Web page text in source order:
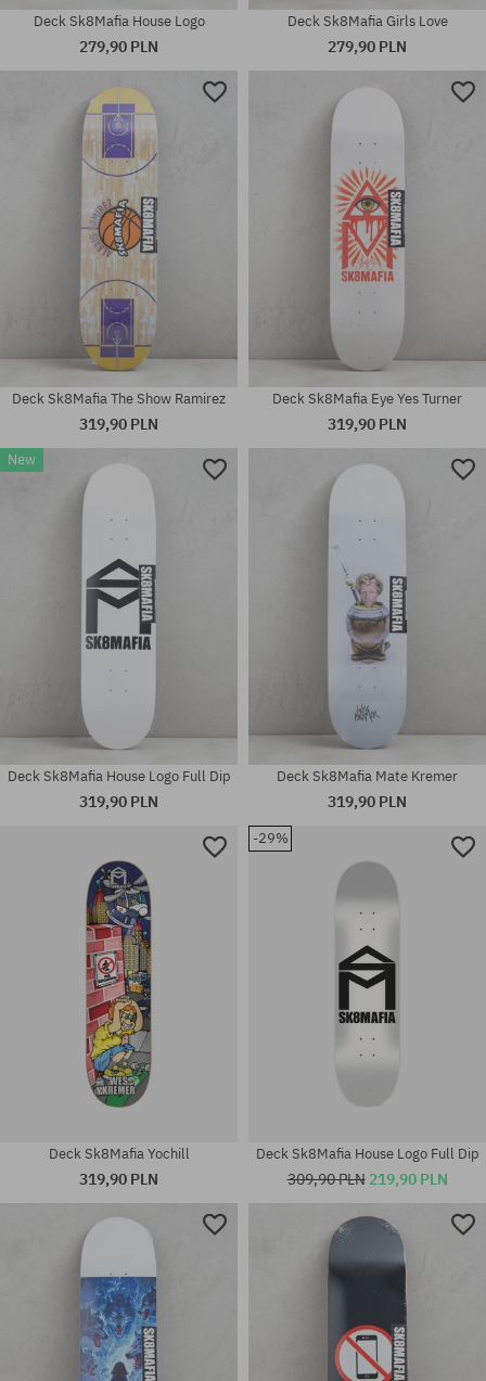
Dostępne rozmiary:
Dostępne rozmiary:
Dostępne rozmiary:
Deck Sk8Mafia House Logo
279,90 PLN
Dostępne rozmiary:
Deck Sk8Mafia Girls Love
279,90 PLN
Dostępne rozmiary:
Deck Sk8Mafia The Show Ramirez
319,90 PLN
Dostępne rozmiary:
Deck Sk8Mafia Eye Yes Turner
319,90 PLN
New
Dostępne rozmiary:
Deck Sk8Mafia House Logo Full Dip
319,90 PLN
Dostępne rozmiary:
Deck Sk8Mafia Mate Kremer
319,90 PLN
Deck Sk8Mafia Yochill
319,90 PLN
-29%
Deck Sk8Mafia House Logo Full Dip
309,90 PLN 219,90 PLN